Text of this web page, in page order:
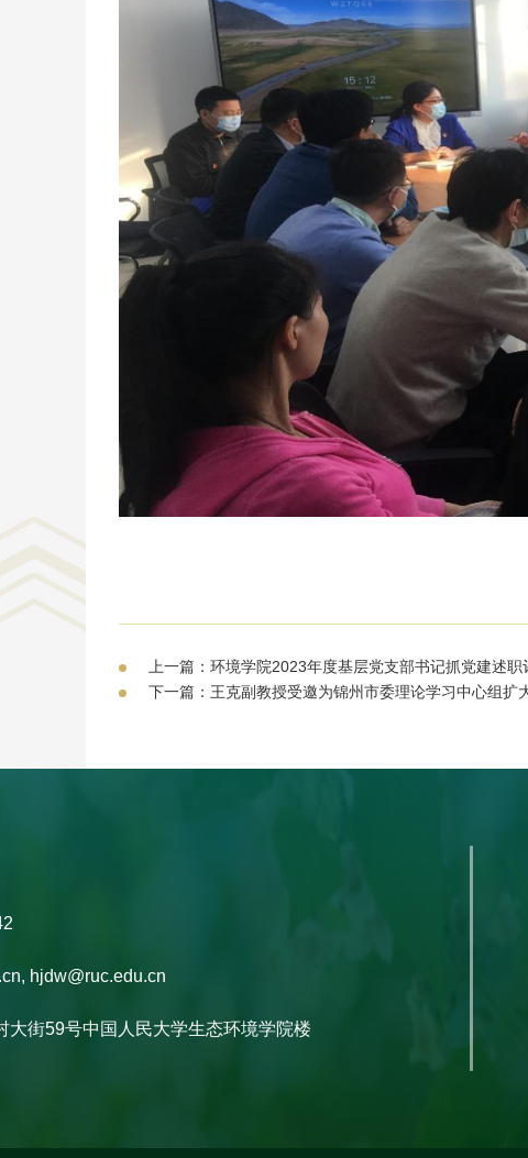
上一篇：环境学院2023年度基层党支部书记抓党建述
下一篇：王克副教授受邀为锦州市委理论学习中心组扩
hjdw@ruc.edu.cn
大街59号中国人民大学生态环境学院楼